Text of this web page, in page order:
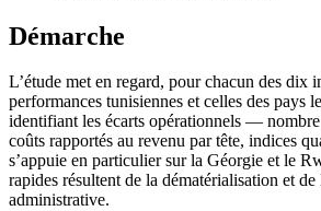
Démarche
L’étude met en regard, pour chacun des dix
performances tunisiennes et celles des pays
identifiant les écarts opérationnels —
coûts rapportés au revenu par tête, indices
s’appuie en particulier sur la Géorgie et le
rapides résultent de la dématérialisation et
administrative.